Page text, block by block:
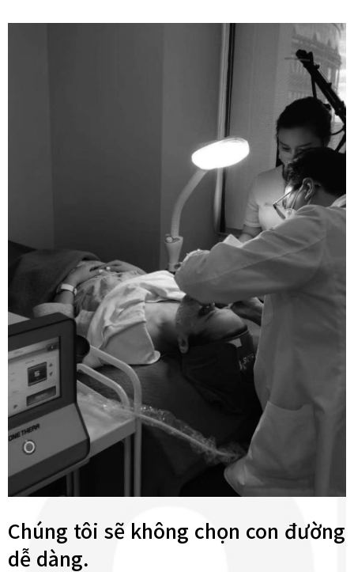
Chúng tôi sẽ không chọn con đường
dễ dàng.